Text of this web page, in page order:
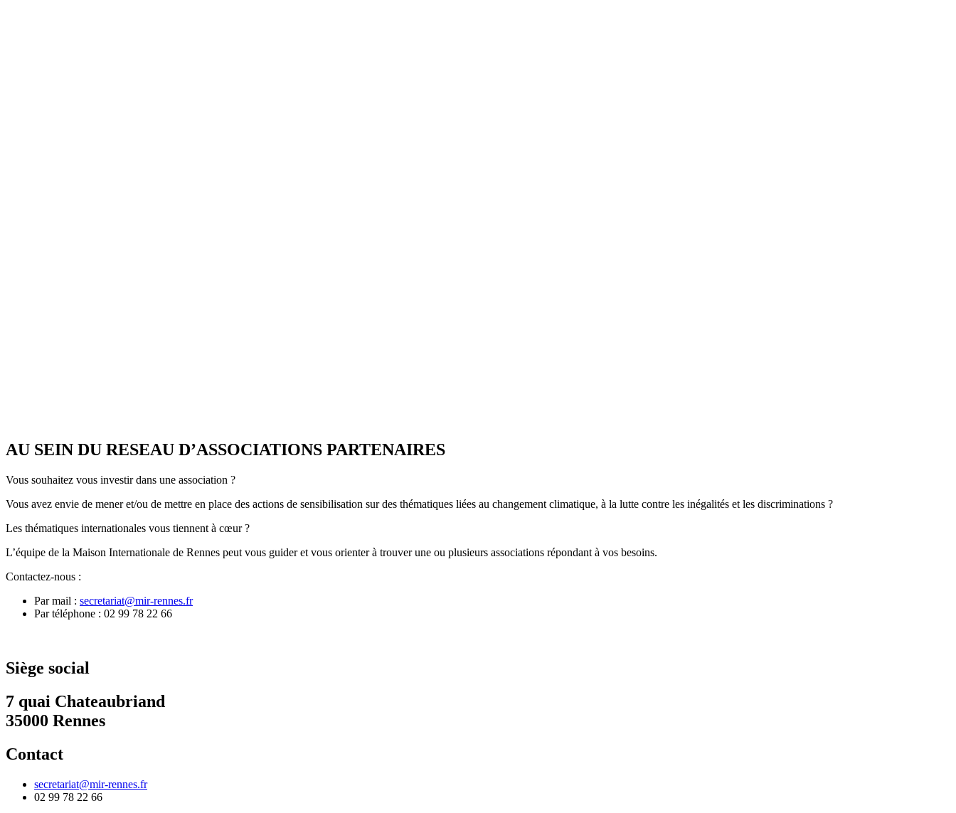
AU SEIN DU RESEAU D’ASSOCIATIONS PARTENAIRES
Vous souhaitez vous investir dans une association ?
Vous avez envie de mener et/ou de mettre en place des actions de sensibilisation sur des thématiques liées au changement climatique, à la lutte contre les inégalités et les discriminations ?
Les thématiques internationales vous tiennent à cœur ?
L’équipe de la Maison Internationale de Rennes peut vous guider et vous orienter à trouver une ou plusieurs associations répondant à vos besoins.
Contactez-nous :
Par mail : secretariat@mir-rennes.fr
Par téléphone : 02 99 78 22 66
Siège social
7 quai Chateaubriand
35000 Rennes
Contact
secretariat@mir-rennes.fr
02 99 78 22 66